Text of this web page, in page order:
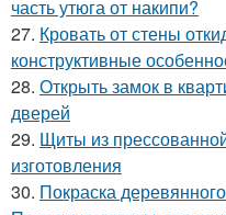
часть утюга от накипи?
27. Кровать от стены
конструктивные
28. Открыть замок в
дверей
29. Щиты из
изготовления
30. Покраска